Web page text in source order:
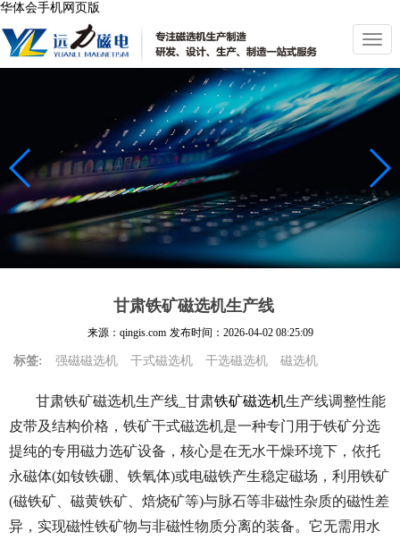
华体会手机网页版
切
换
导
航
甘肃铁矿磁选机生产线
来源：qingis.com 发布时间： 2026-04-02 08:25:09
标签: 强磁磁选机 干式磁选机 干选磁选机 磁选机
甘肃铁矿磁选机生产线_甘肃铁矿磁选机生产线调整性能
皮带及结构价格， 铁矿干式磁选机是一种专门用于铁矿分选
提纯的专用磁力选矿设备，核心是在无水干燥环境下，依托
永磁体(如钕铁硼、铁氧体)或电磁铁产生稳定磁场，利用铁矿
(磁铁矿、磁黄铁矿、焙烧矿等)与脉石等非磁性杂质的磁性差
异，实现磁性铁矿物与非磁性物质分离的装备。它无需用水